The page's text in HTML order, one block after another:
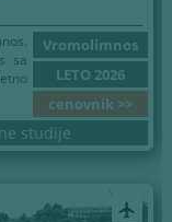
Vromolimnos
LETO 2026
cenovnik >>
sa
studije
airplanemode_active